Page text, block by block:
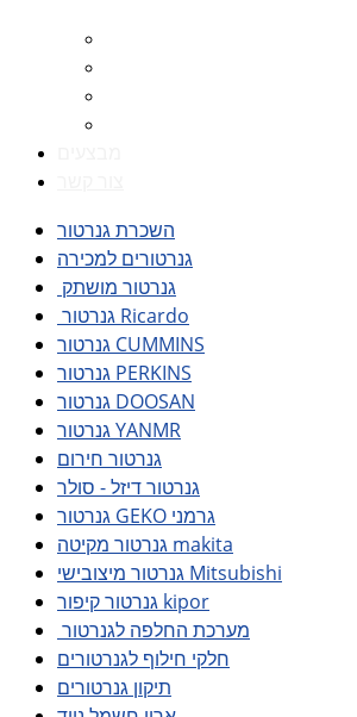
השכרת גנרטור
גנרטורים למכירה
גנרטור מושתק
גנרטור Ricardo
גנרטור CUMMINS
גנרטור PERKINS
גנרטור DOOSAN
גנרטור YANMR
גנרטור חירום
גנרטור דיזל - סולר
גנרטור GEKO גרמני
גנרטור מקיטה makita
גנרטור מיצובישי Mitsubishi
גנרטור קיפור kipor
מערכת החלפה לגנרטור
חלקי חילוף לגנרטורים
תיקון גנרטורים